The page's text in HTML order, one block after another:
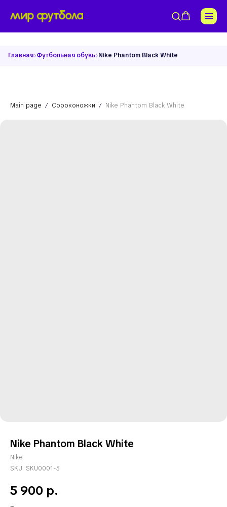
Главная›Футбольная обувь›Nike Phantom Black White
Main page Сороконожки Nike Phantom Black White
Nike Phantom Black White
Nike
SKU: SKU0001-5
5 900 р.